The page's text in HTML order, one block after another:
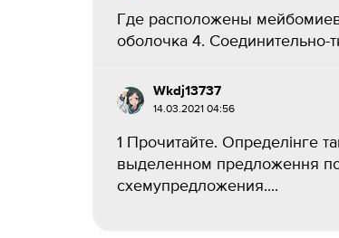
Где расположены
оболочка 4. Соединительно-
Wkdj13737
14.03.2021 04:56
1 Прочитайте. Определінге
выделенном предложення
схемупредложения....